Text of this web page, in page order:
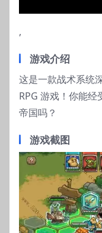
,
游戏介绍
这是一款战术系统
RPG 游戏！你能
帝国吗？
游戏截图